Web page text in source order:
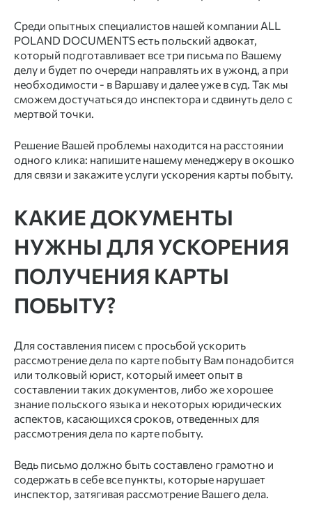
Среди опытных специалистов нашей компании ALL
POLAND DOCUMENTS есть польский адвокат,
который подготавливает все три письма по Вашему
делу и будет по очереди направлять их в ужонд, а при
необходимости - в Варшаву и далее уже в суд. Так мы
сможем достучаться до инспектора и сдвинуть дело с
мертвой точки. ⠀
Решение Вашей проблемы находится на расстоянии
одного клика: напишите нашему менеджеру в окошко
для связи и закажите услуги ускорения карты побыту.
КАКИЕ ДОКУМЕНТЫ
НУЖНЫ ДЛЯ УСКОРЕНИЯ
ПОЛУЧЕНИЯ КАРТЫ
ПОБЫТУ?
Для составления писем с просьбой ускорить
рассмотрение дела по карте побыту Вам понадобится
или толковый юрист, который имеет опыт в
составлении таких документов, либо же хорошее
знание польского языка и некоторых юридических
аспектов, касающихся сроков, отведенных для
рассмотрения дела по карте побыту.
Ведь письмо должно быть составлено грамотно и
содержать в себе все пункты, которые нарушает
инспектор, затягивая рассмотрение Вашего дела.